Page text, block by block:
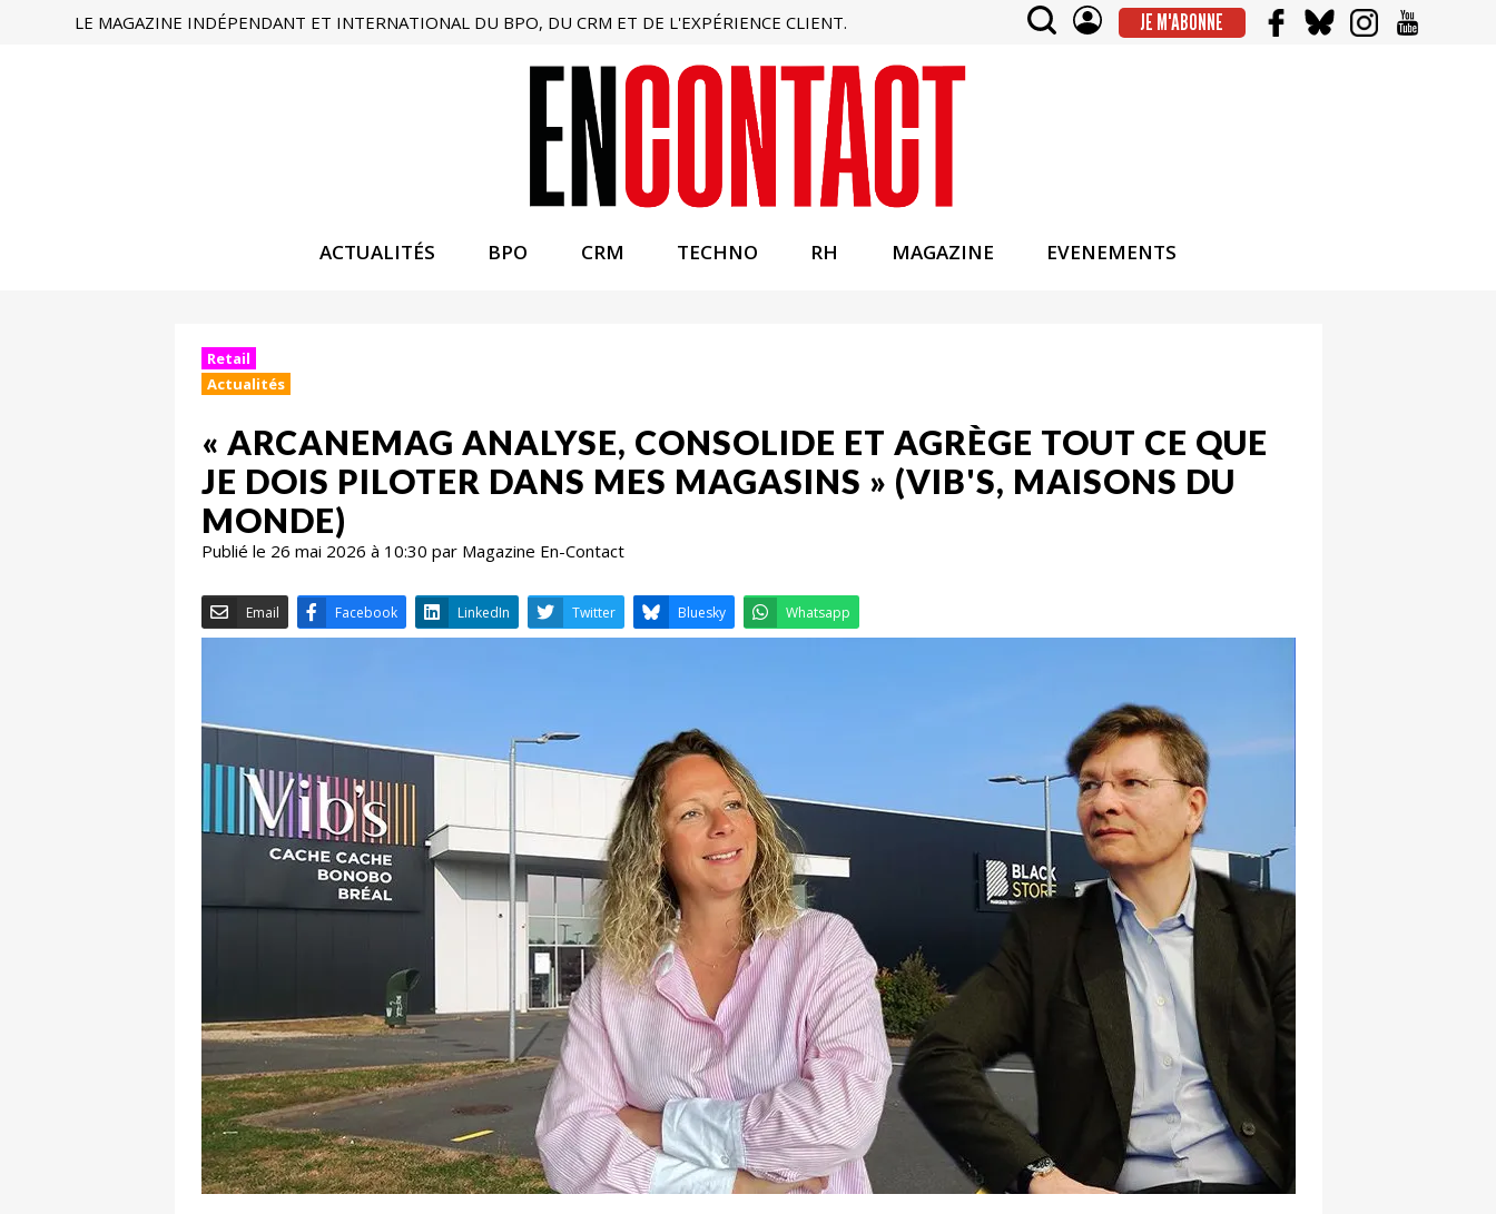
LE MAGAZINE INDÉPENDANT ET INTERNATIONAL DU BPO, DU CRM ET DE L'EXPÉRIENCE CLIENT. JE M'ABONNE
ACTUALITÉS BPO CRM TECHNO RH MAGAZINE EVENEMENTS
Retail
Actualités
« ARCANEMAG ANALYSE, CONSOLIDE ET AGRÈGE TOUT CE QUE
JE DOIS PILOTER DANS MES MAGASINS » (VIB'S, MAISONS DU
MONDE)
Publié le 26 mai 2026 à 10:30 par Magazine En-Contact
Facebook LinkedIn Twitter